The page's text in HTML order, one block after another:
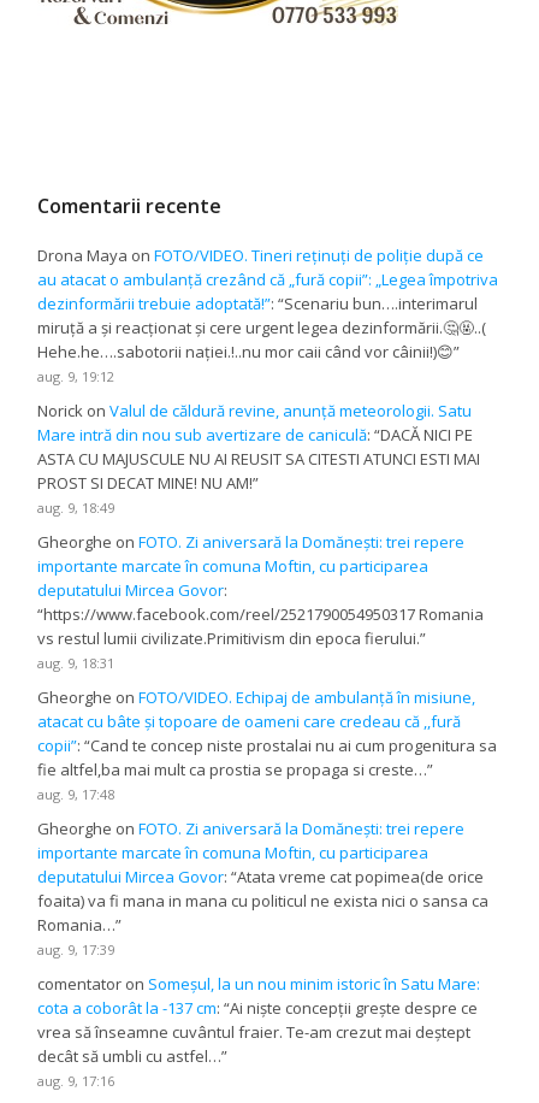
Comentarii recente
Drona Maya onFOTO/VIDEO. Tineri reținuți de poliție după ce
au atacat o ambulanță crezând că „fură copii”: „Legea împotriva
dezinformării trebuie adoptată!”: “Scenariu bun….interimarul
miruță a și reacționat și cere urgent legea dezinformării.🤔🤬..(
Hehe.he….sabotorii nației.!..nu mor caii când vor câinii!)😊”
aug. 9, 19:12
Norick onValul de căldură revine, anunță meteorologii. Satu
Mare intră din nou sub avertizare de caniculă: “DACĂ NICI PE
ASTA CU MAJUSCULE NU AI REUSIT SA CITESTI ATUNCI ESTI MAI
PROST SI DECAT MINE! NU AM!”
aug. 9, 18:49
Gheorghe onFOTO. Zi aniversară la Domănești: trei repere
importante marcate în comuna Moftin, cu participarea
deputatului Mircea Govor:
“https://www.facebook.com/reel/2521790054950317 Romania
vs restul lumii civilizate.Primitivism din epoca fierului.”
aug. 9, 18:31
Gheorghe onFOTO/VIDEO. Echipaj de ambulanță în misiune,
atacat cu bâte și topoare de oameni care credeau că ,,fură
copii”: “Cand te concep niste prostalai nu ai cum progenitura sa
fie altfel,ba mai mult ca prostia se propaga si creste…”
aug. 9, 17:48
Gheorghe onFOTO. Zi aniversară la Domănești: trei repere
importante marcate în comuna Moftin, cu participarea
deputatului Mircea Govor: “Atata vreme cat popimea(de orice
foaita) va fi mana in mana cu politicul ne exista nici o sansa ca
Romania…”
aug. 9, 17:39
comentator on Someșul, la un nou minim istoric în Satu Mare:
cota a coborât la -137 cm: “Ai niște concepții grește despre ce
vrea să înseamne cuvântul fraier. Te-am crezut mai deștept
decât să umbli cu astfel…”
aug. 9, 17:16